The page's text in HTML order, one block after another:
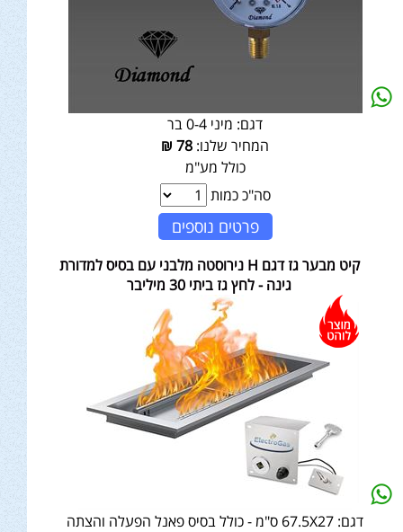
דגם: מיני 0-4 בר
המחיר שלנו: 78
₪
כולל מע"מ
סה"כ כמות
פרטים נוספים
קיט מבער גז דגם H נירוסטה מלבני עם בסיס למדורת
גינה - לחץ גז ביתי 30 מיליבר
דגם: 67.5X27 ס"מ - כולל בסיס פאנל הפעלה והצתה